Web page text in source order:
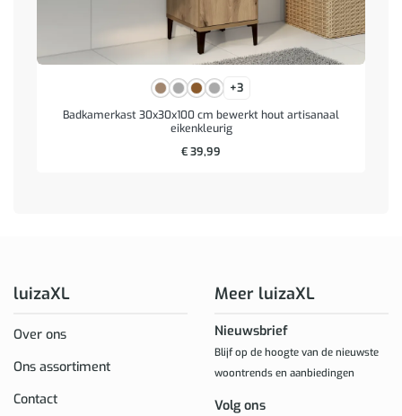
+3
Badkamerkast 30x30x100 cm bewerkt hout artisanaal
eikenkleurig
€39,99
luizaXL
Over ons
Ons assortiment
Contact
Meer luizaXL
Nieuwsbrief
Blijf op de hoogte van de nieuwste
woontrends en aanbiedingen
Volg ons